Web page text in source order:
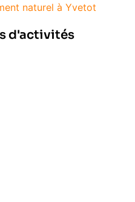
naturel à Yvetot
d'activités